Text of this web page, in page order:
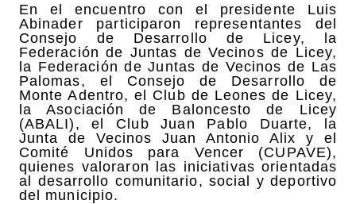
En el encuentro con el presidente Luis
Abinader participaron representantes del
Consejo de Desarrollo de Licey, la
Federación de Juntas de Vecinos de Licey,
la Federación de Juntas de Vecinos de Las
Palomas, el Consejo de Desarrollo de
Monte Adentro, el Club de Leones de Licey,
la Asociación de Baloncesto de Licey
(ABALI), el Club Juan Pablo Duarte, la
Junta de Vecinos Juan Antonio Alix y el
Comité Unidos para Vencer (CUPAVE),
quienes valoraron las iniciativas orientadas
al desarrollo comunitario, social y deportivo
del municipio.